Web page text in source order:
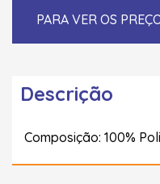
PARA VER OS
Descrição
Composição: 100%